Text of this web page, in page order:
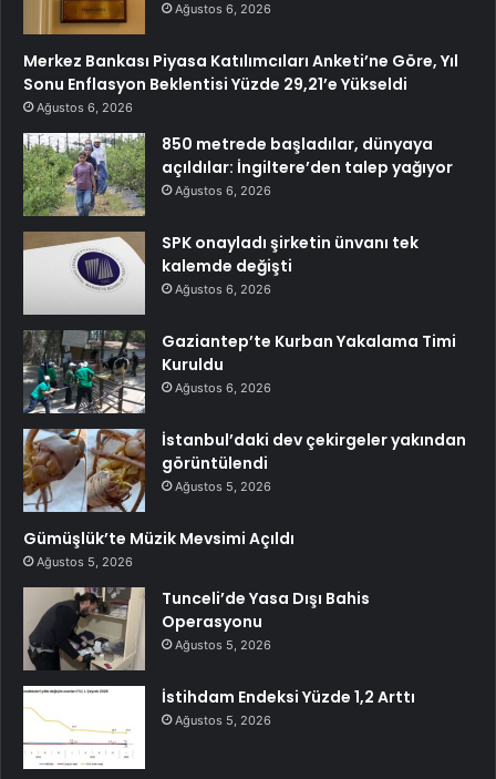
Ağustos 6, 2026
Merkez Bankası Piyasa Katılımcıları Anketi’ne Göre, Yıl
Sonu Enflasyon Beklentisi Yüzde 29,21’e Yükseldi
Ağustos 6, 2026
850 metrede başladılar, dünyaya
açıldılar: İngiltere’den talep yağıyor
Ağustos 6, 2026
SPK onayladı şirketin ünvanı tek
kalemde değişti
Ağustos 6, 2026
Gaziantep’te Kurban Yakalama Timi
Kuruldu
Ağustos 6, 2026
İstanbul’daki dev çekirgeler yakından
görüntülendi
Ağustos 5, 2026
Gümüşlük’te Müzik Mevsimi Açıldı
Ağustos 5, 2026
Tunceli’de Yasa Dışı Bahis
Operasyonu
Ağustos 5, 2026
İstihdam Endeksi Yüzde 1,2 Arttı
Ağustos 5, 2026